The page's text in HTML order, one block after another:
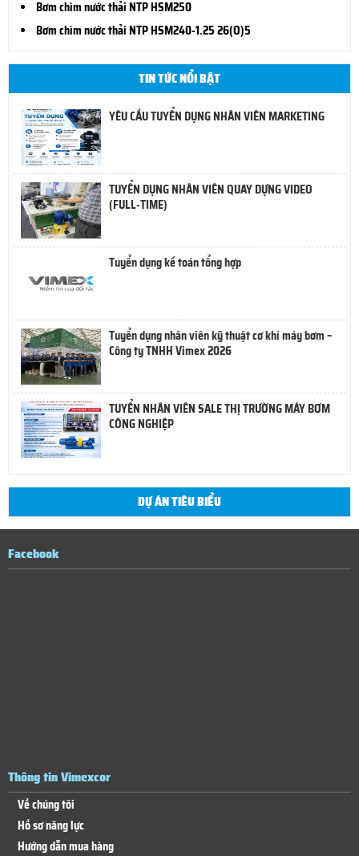
Bơm chìm nước thải NTP HSM250
Bơm chìm nước thải NTP HSM240-1.25 26(O)5
TIN TỨC NỔI BẬT
YÊU CẦU TUYỂN DỤNG NHÂN VIÊN MARKETING
TUYỂN DỤNG NHÂN VIÊN QUAY DỰNG VIDEO
(FULL-TIME)
Tuyển dụng kế toán tổng hợp
Tuyển dụng nhân viên kỹ thuật cơ khí máy bơm –
Công ty TNHH Vimex 2026
TUYỂN NHÂN VIÊN SALE THỊ TRƯỜNG MÁY BƠM
CÔNG NGHIỆP
DỰ ÁN TIÊU BIỂU
Facebook
Thông tin Vimexcor
Về chúng tôi
Hồ sơ năng lực
Hướng dẫn mua hàng